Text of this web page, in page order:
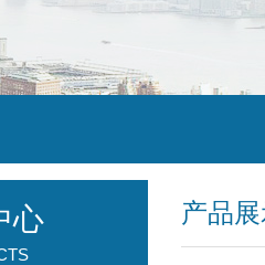
产品
心